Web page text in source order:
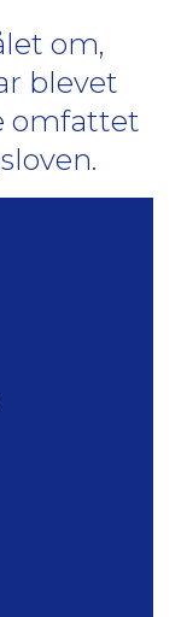
om,
blevet
omfattet